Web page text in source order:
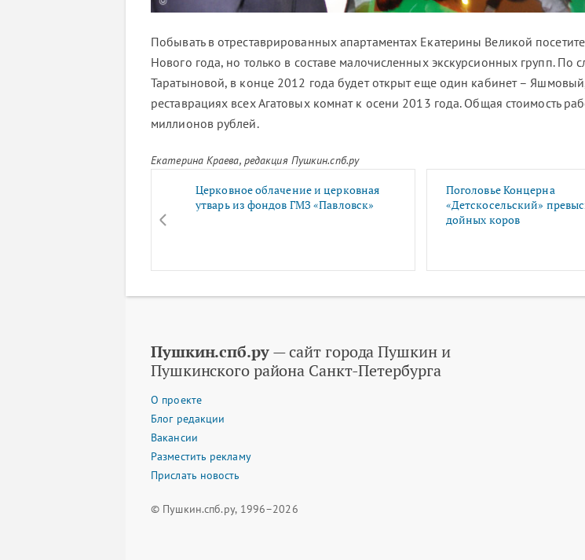
Побывать в отреставрированных апартаментах Екатерины Великой
Нового года, но только в составе малочисленных экскурсионных групп. По
Таратыновой, в конце 2012 года будет открыт еще один кабинет –
реставрациях всех Агатовых комнат к осени 2013 года. Общая стоимость
миллионов рублей.
Екатерина Краева, редакция Пушкин.спб.ру
Церковное облачение и церковная
утварь из фондов ГМЗ «Павловск»
Поголовье Концерна
«Детскосельский»
дойных коров
Пушкин.спб.ру— сайт города Пушкин и
Пушкинского района Санкт-Петербурга
О проекте
Блог редакции
Вакансии
Разместить рекламу
Прислать новость
© Пушкин.спб.ру, 1996–2026